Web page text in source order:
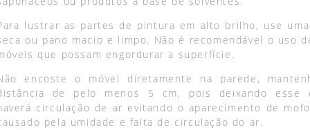
lustrar as partes de pintura em alto brilho, use
ou pano macio e limpo. Não é recomendável o uso
que possam engordurar a superfície.
encoste o móvel diretamente na parede,
de pelo menos 5 cm, pois deixando esse
circulação de ar evitando o aparecimento de
pela umidade e falta de circulação do ar.